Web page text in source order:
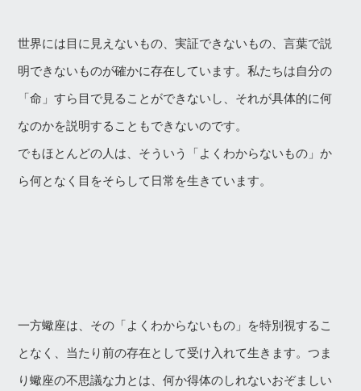
世界には目に見えないもの、実証できないもの、言葉で説
明できないものが確かに存在しています。私たちは自分の
「命」すら目で見ることができないし、それが具体的に何
なのかを説明することもできないのです。
でもほとんどの人は、そういう「よくわからないもの」か
ら何となく目をそらして日常を生きています。
一方蠍座は、その「よくわからないもの」を特別視するこ
となく、当たり前の存在として受け入れて生きます。つま
り蠍座の不思議な力とは、何か得体のしれないおぞましい